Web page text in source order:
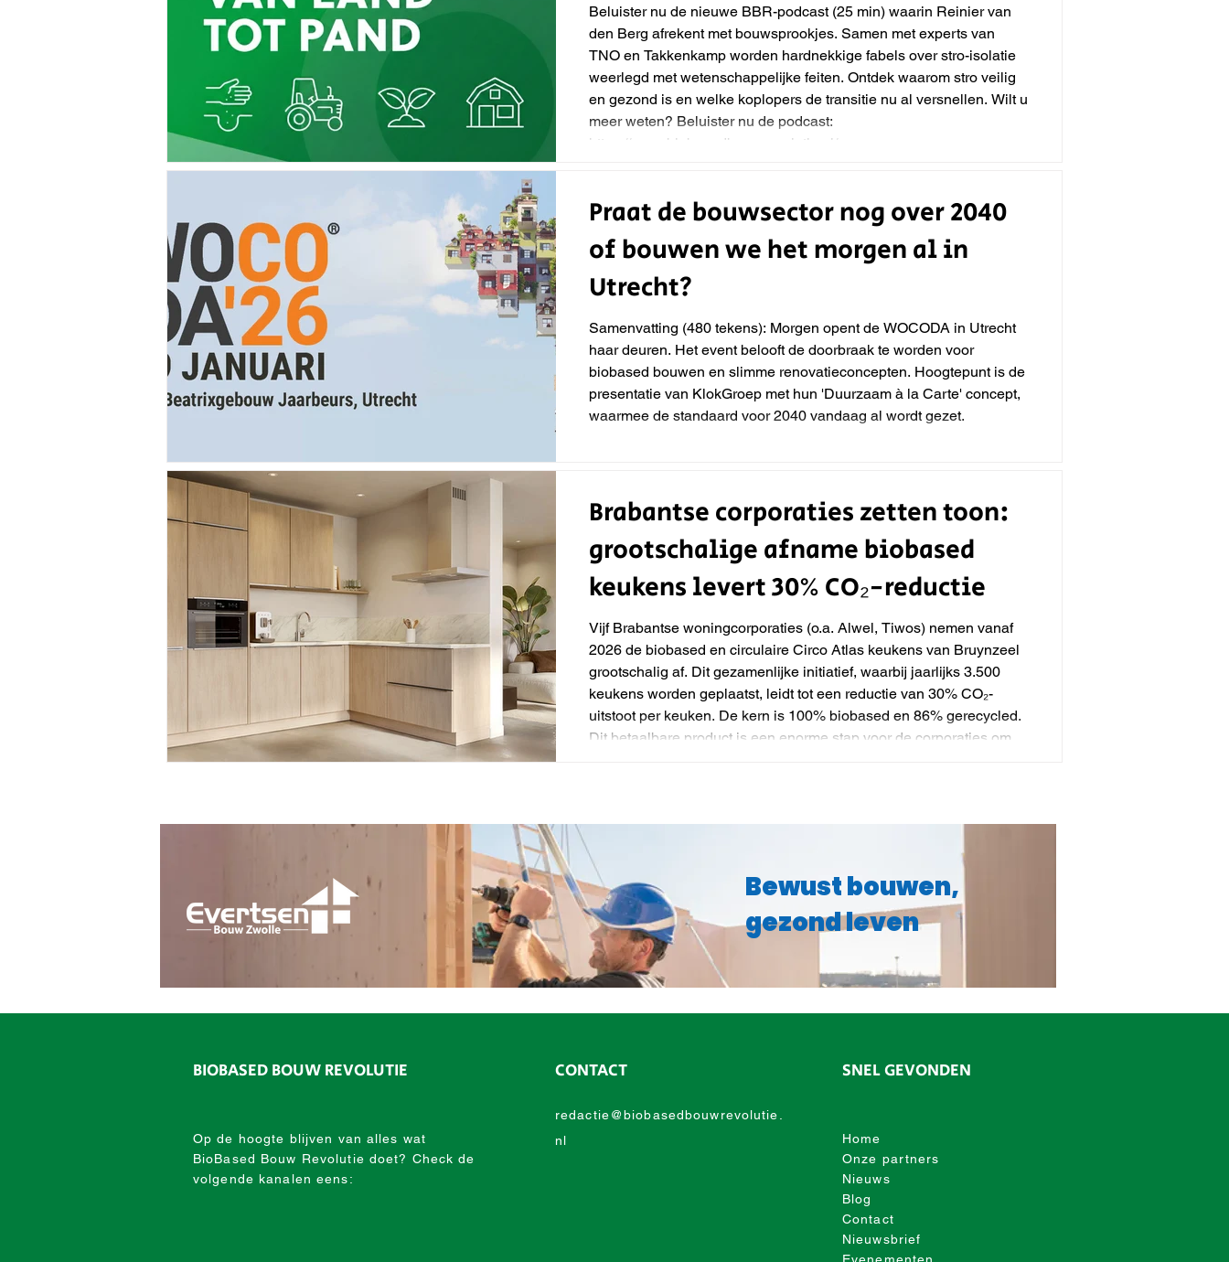
Beluister nu de nieuwe BBR-podcast (25 min) waarin Reinier van
den Berg afrekent met bouwsprookjes. Samen met experts van
TNO en Takkenkamp worden hardnekkige fabels over stro-isolatie
weerlegd met wetenschappelijke feiten. Ontdek waarom stro veilig
en gezond is en welke koplopers de transitie nu al versnellen. Wilt u
meer weten? Beluister nu de podcast:
https://www.biobasedbouwrevolutie.nl/
Praat de bouwsector nog over 2040
of bouwen we het morgen al in
Utrecht?
Samenvatting (480 tekens): Morgen opent de WOCODA in Utrecht
haar deuren. Het event belooft de doorbraak te worden voor
biobased bouwen en slimme renovatieconcepten. Hoogtepunt is de
presentatie van KlokGroep met hun 'Duurzaam à la Carte' concept,
waarmee de standaard voor 2040 vandaag al wordt gezet.
Brabantse corporaties zetten toon:
grootschalige afname biobased
keukens levert 30% CO₂-reductie
Vijf Brabantse woningcorporaties (o.a. Alwel, Tiwos) nemen vanaf
2026 de biobased en circulaire Circo Atlas keukens van Bruynzeel
grootschalig af. Dit gezamenlijke initiatief, waarbij jaarlijks 3.500
keukens worden geplaatst, leidt tot een reductie van 30% CO₂-
uitstoot per keuken. De kern is 100% biobased en 86% gerecycled.
Dit betaalbare product is een enorme stap voor de corporaties om
Bewust bouwen,
gezond leven
BIOBASED BOUW REVOLUTIE
Op de hoogte blijven van alles wat
BioBased Bouw Revolutie doet? Check de
volgende kanalen eens:
CONTACT
redactie@biobasedbouwrevolutie.
nl
SNEL GEVONDEN
Home
Onze partners
Nieuws
Blog
Contact
Nieuwsbrief